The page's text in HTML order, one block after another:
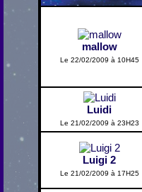
mallow
Le 22/02/2009 à 10H45
Luidi
Le 21/02/2009 à 23H23
Luigi 2
Le 21/02/2009 à 17H25